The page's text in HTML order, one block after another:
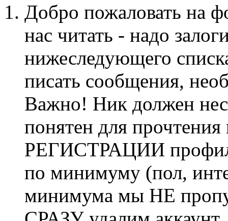
Добро пожаловать на
нас читать - надо
нижеследующего
писать сообщения,
Важно! Ник должен
понятен для
РЕГИСТРАЦИИ профиль
по минимуму (пол,
минимума мы НЕ